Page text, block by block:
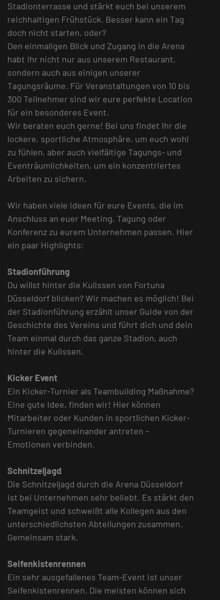
Stadionterrasse und stärkt euch bei unserem
reichhaltigen Frühstück. Besser kann ein Tag
doch nicht starten, oder?
Den einmaligen Blick und Zugang in die Arena
habt Ihr nicht nur aus unserem Restaurant,
sondern auch aus einigen unserer
Tagungsräume. Für Veranstaltungen von 10 bis
300 Teilnehmer sind wir eure perfekte Location
für ein besonderes Event.
Wir beraten euch gerne! Bei uns findet Ihr die
lockere, sportliche Atmosphäre, um euch wohl
zu fühlen, aber auch vielfältige Tagungs- und
Eventräumlichkeiten, um ein konzentriertes
Arbeiten zu sichern.
Wir haben viele Ideen für eure Events, die im
Anschluss an euer Meeting, Tagung oder
Konferenz zu eurem Unternehmen passen. Hier
ein paar Highlights:
Stadionführung
Du willst hinter die Kulissen von Fortuna
Düsseldorf blicken? Wir machen es möglich! Bei
der Stadionführung erzählt unser Guide von der
Geschichte des Vereins und führt dich und dein
Team einmal durch das ganze Stadion, auch
hinter die Kulissen.
Kicker Event
Ein Kicker-Turnier als Teambuilding Maßnahme?
Eine gute Idee, finden wir! Hier können
Mitarbeiter oder Kunden in sportlichen Kicker-
Turnieren gegeneinander antreten –
Emotionen verbinden.
Schnitzeljagd
Die Schnitzeljagd durch die Arena Düsseldorf
ist bei Unternehmen sehr beliebt. Es stärkt den
Teamgeist und schweißt alle Kollegen aus den
unterschiedlichsten Abteilungen zusammen.
Gemeinsam stark.
Seifenkistenrennen
Ein sehr ausgefallenes Team-Event ist unser
Seifenkistenrennen. Die meisten können sich